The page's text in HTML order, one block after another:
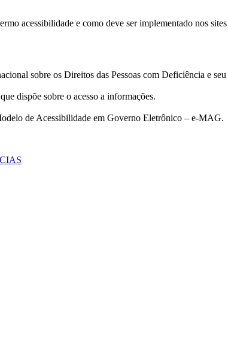
acessibilidade e como deve ser implementado nos
sobre os Direitos das Pessoas com Deficiência e
dispõe sobre o acesso a informações.
de Acessibilidade em Governo Eletrônico – e-MAG.